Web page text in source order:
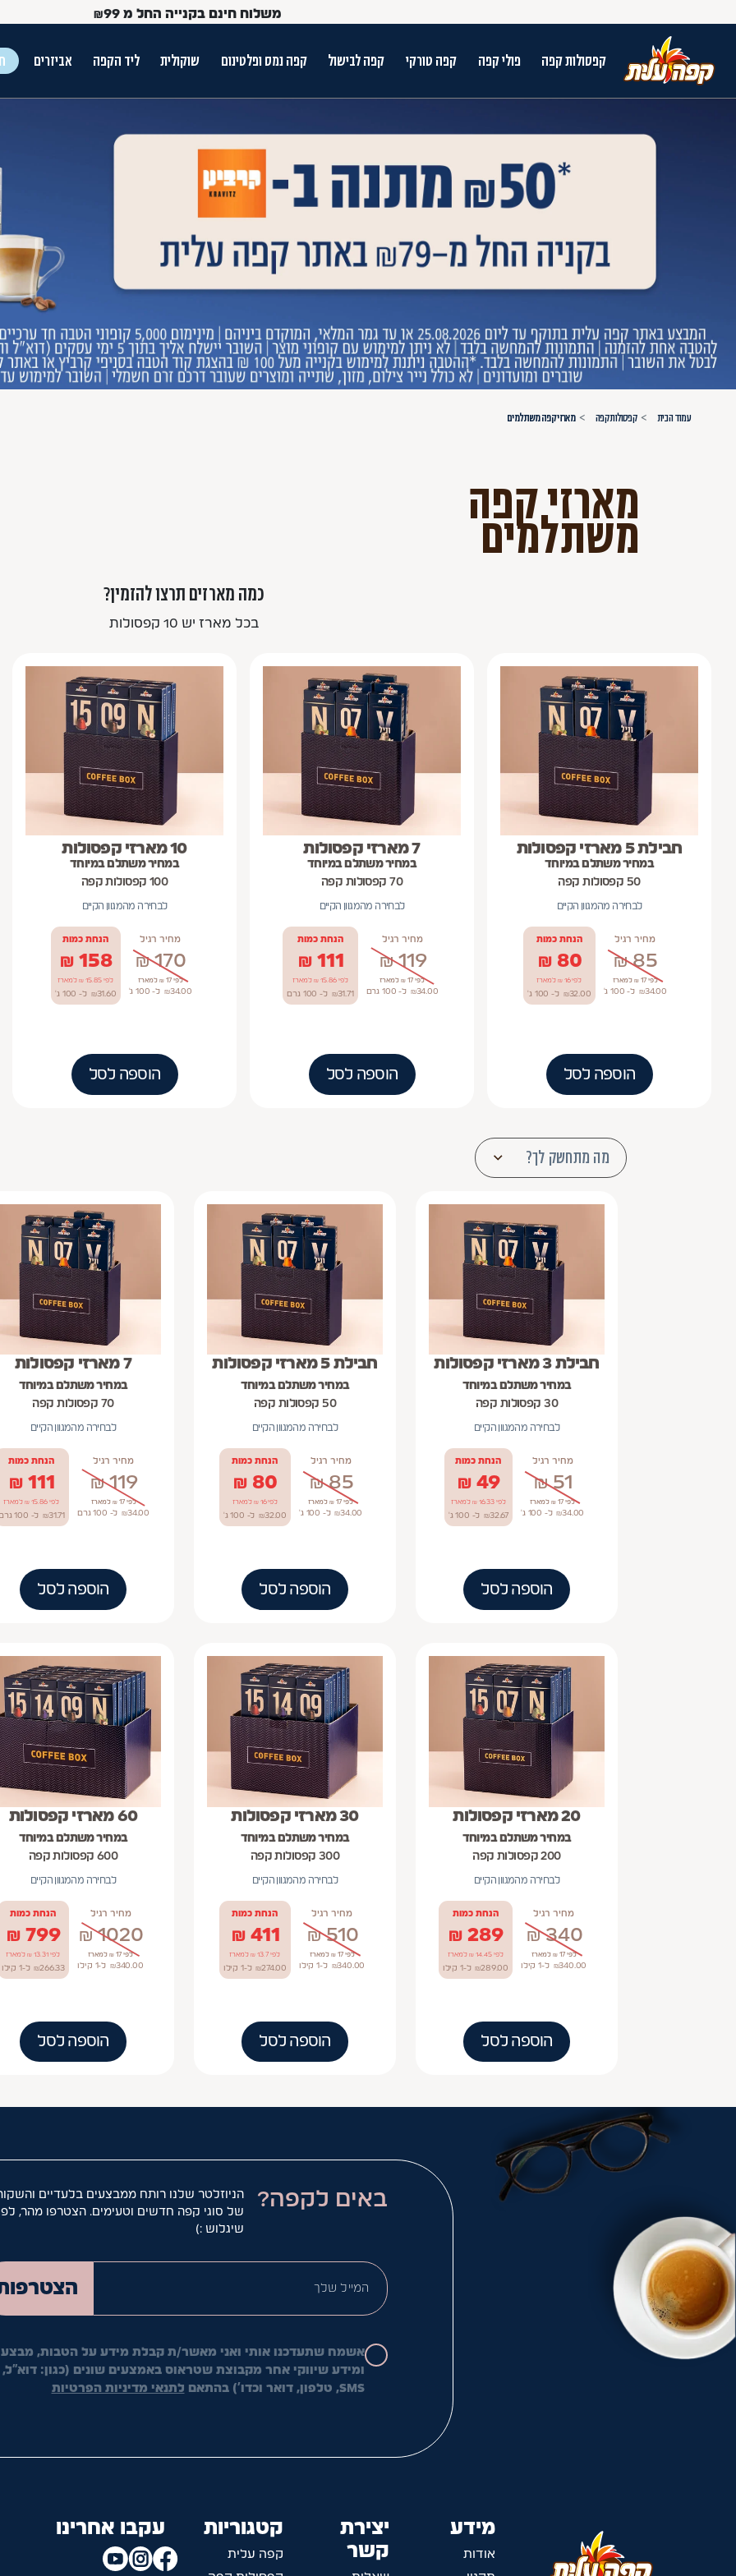
משלוח חינם בקנייה החל מ ₪99
קפסולות קפה פולי קפה קפה טורקי קפה לבישול קפה נמס ופלטינום שוקולית ליד הקפה אביזרים
עמוד הבית קפסולות קפה מארזי קפה משתלמים
מארזי קפה
משתלמים
כמה מארזים תרצו להזמין?
בכל מארז יש 10 קפסולות
10 מארזי קפסולות
במחיר משתלם במיוחד
100 קפסולות קפה
לבחירה מהמגוון הקיים
מחיר רגיל
170
₪
לפי 17 ₪ למארז
34.00
₪ ל- 100 ג'
הנחת כמות
158
₪
לפי 15.85 ₪ למארז
31.60
₪ ל- 100 ג'
הוספה לסל
7 מארזי קפסולות
במחיר משתלם במיוחד
70 קפסולות קפה
לבחירה מהמגוון הקיים
מחיר רגיל
119
₪
לפי 17 ₪ למארז
34.00
₪ ל- 100 גרם
הנחת כמות
111
₪
לפי 15.86 ₪ למארז
31.71
₪ ל- 100 גרם
הוספה לסל
חבילת 5 מארזי קפסולות
במחיר משתלם במיוחד
50 קפסולות קפה
לבחירה מהמגוון הקיים
מחיר רגיל
85
₪
לפי 17 ₪ למארז
34.00
₪ ל- 100 ג'
הנחת כמות
80
₪
לפי 16 ₪ למארז
32.00
₪ ל- 100 ג'
הוספה לסל
מה מתחשק לך?
חבילת 3 מארזי קפסולות
במחיר משתלם במיוחד
30 קפסולות קפה
לבחירה מהמגוון הקיים
מחיר רגיל
51
₪
לפי 17 ₪ למארז
34.00
₪ ל- 100 ג'
הנחת כמות
49
₪
לפי 16.33 ₪ למארז
32.67
₪ ל- 100 ג'
הוספה לסל
חבילת 5 מארזי קפסולות
במחיר משתלם במיוחד
50 קפסולות קפה
לבחירה מהמגוון הקיים
מחיר רגיל
85
₪
לפי 17 ₪ למארז
34.00
₪ ל- 100 ג'
הנחת כמות
80
₪
לפי 16 ₪ למארז
32.00
₪ ל- 100 ג'
הוספה לסל
7 מארזי קפסולות
במחיר משתלם במיוחד
70 קפסולות קפה
לבחירה מהמגוון הקיים
מחיר רגיל
119
₪
לפי 17 ₪ למארז
34.00
₪ ל- 100 גרם
הנחת כמות
111
₪
לפי 15.86 ₪ למארז
31.71
₪ ל- 100 גרם
הוספה לסל
20 מארזי קפסולות
במחיר משתלם במיוחד
200 קפסולות קפה
לבחירה מהמגוון הקיים
מחיר רגיל
340
₪
לפי 17 ₪ למארז
340.00
₪ ל-1 קילו
הנחת כמות
289
₪
לפי 14.45 ₪ למארז
289.00
₪ ל-1 קילו
הוספה לסל
30 מארזי קפסולות
במחיר משתלם במיוחד
300 קפסולות קפה
לבחירה מהמגוון הקיים
מחיר רגיל
510
₪
לפי 17 ₪ למארז
340.00
₪ ל-1 קילו
הנחת כמות
411
₪
לפי 13.7 ₪ למארז
274.00
₪ ל-1 קילו
הוספה לסל
60 מארזי קפסולות
במחיר משתלם במיוחד
600 קפסולות קפה
לבחירה מהמגוון הקיים
מחיר רגיל
1020
₪
לפי 17 ₪ למארז
340.00
₪ ל-1 קילו
הנחת כמות
799
₪
לפי 13.31 ₪ למארז
266.33
₪ ל-1 קילו
הוספה לסל
באים לקפה?
הניוזלטר שלנו רותח ממבצעים בלעדיים
של סוגי קפה חדשים וטעימים. הצטרפו מהר,
שיגלוש :)
המייל
אשמח שתעדכנו אותי ואני מאשר/ת קבלת מידע על הטבות,
ומידע שיווקי אחר מקבוצת שטראוס באמצעים שונים (כגון: דוא"ל,
SMS, טלפון, דואר וכדו') בהתאם
לתנאי מדיניות הפרטיות
מידע
אודות
יצירת
קשר
קטגוריות
קפה עלית
עקבו אחרינו